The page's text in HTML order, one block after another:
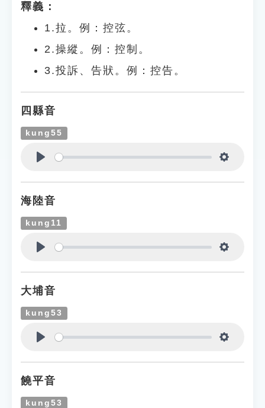
釋義：
1.拉。例：控弦。
2.操縱。例：控制。
3.投訴、告狀。例：控告。
四縣音
kung55
海陸音
kung11
大埔音
kung53
饒平音
kung53